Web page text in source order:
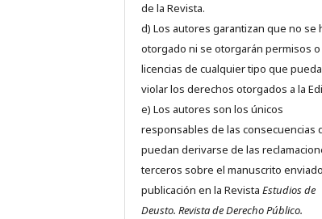
de la Revista.
d) Los autores garantizan que no se
otorgado ni se otorgarán permisos o
licencias de cualquier tipo que
violar los derechos otorgados a la
e) Los autores son los únicos
responsables de las consecuencias
puedan derivarse de las
terceros sobre el manuscrito
publicación en la Revista Estudios de
Deusto. Revista de Derecho Público.